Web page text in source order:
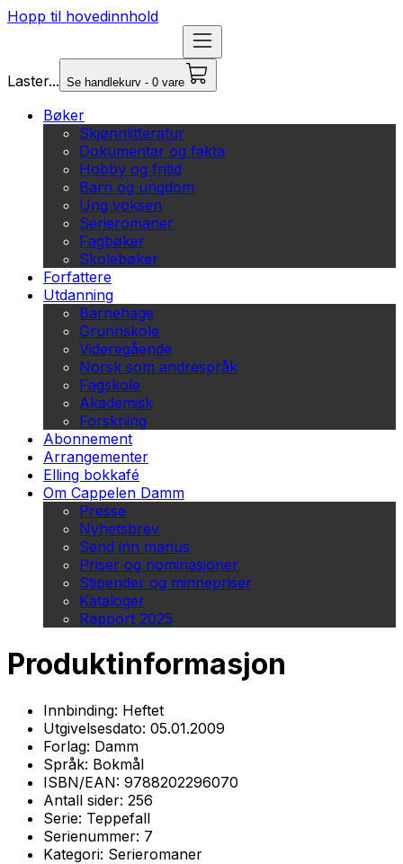
Hopp til hovedinnhold
Laster... Se handlekurv - 0 vare
Bøker
Skjønnlitteratur
Dokumentar og fakta
Hobby og fritid
Barn og ungdom
Ung voksen
Serieromaner
Fagbøker
Skolebøker
Forfattere
Utdanning
Barnehage
Grunnskole
Videregående
Norsk som andrespråk
Fagskole
Akademisk
Forskning
Abonnement
Arrangementer
Elling bokkafé
Om Cappelen Damm
Presse
Nyhetsbrev
Send inn manus
Priser og nominasjoner
Stipender og minnepriser
Kataloger
Rapport 2025
Produktinformasjon
Innbinding: Heftet
Utgivelsesdato: 05.01.2009
Forlag: Damm
Språk: Bokmål
ISBN/EAN: 9788202296070
Antall sider: 256
Serie: Teppefall
Serienummer: 7
Kategori: Serieromaner